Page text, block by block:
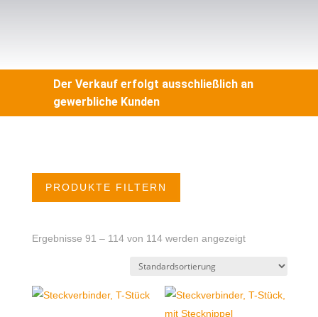
Der Verkauf erfolgt ausschließlich an
gewerbliche Kunden
PRODUKTE FILTERN
Ergebnisse 91 – 114 von 114 werden angezeigt